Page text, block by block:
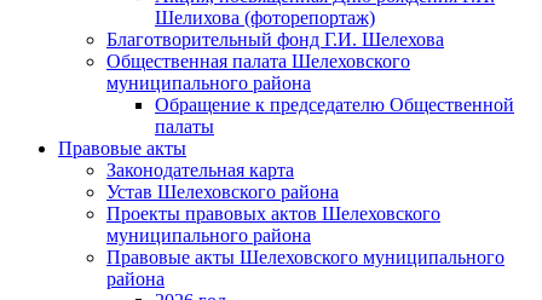
Шелихова (фоторепортаж)
Благотворительный фонд Г.И. Шелехова
Общественная палата Шелеховского
муниципального района
Обращение к председателю Общественной
палаты
Правовые акты
Законодательная карта
Устав Шелеховского района
Проекты правовых актов Шелеховского
муниципального района
Правовые акты Шелеховского муниципального
района